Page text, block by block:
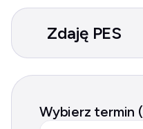
Zdaję PES
Wybierz termin